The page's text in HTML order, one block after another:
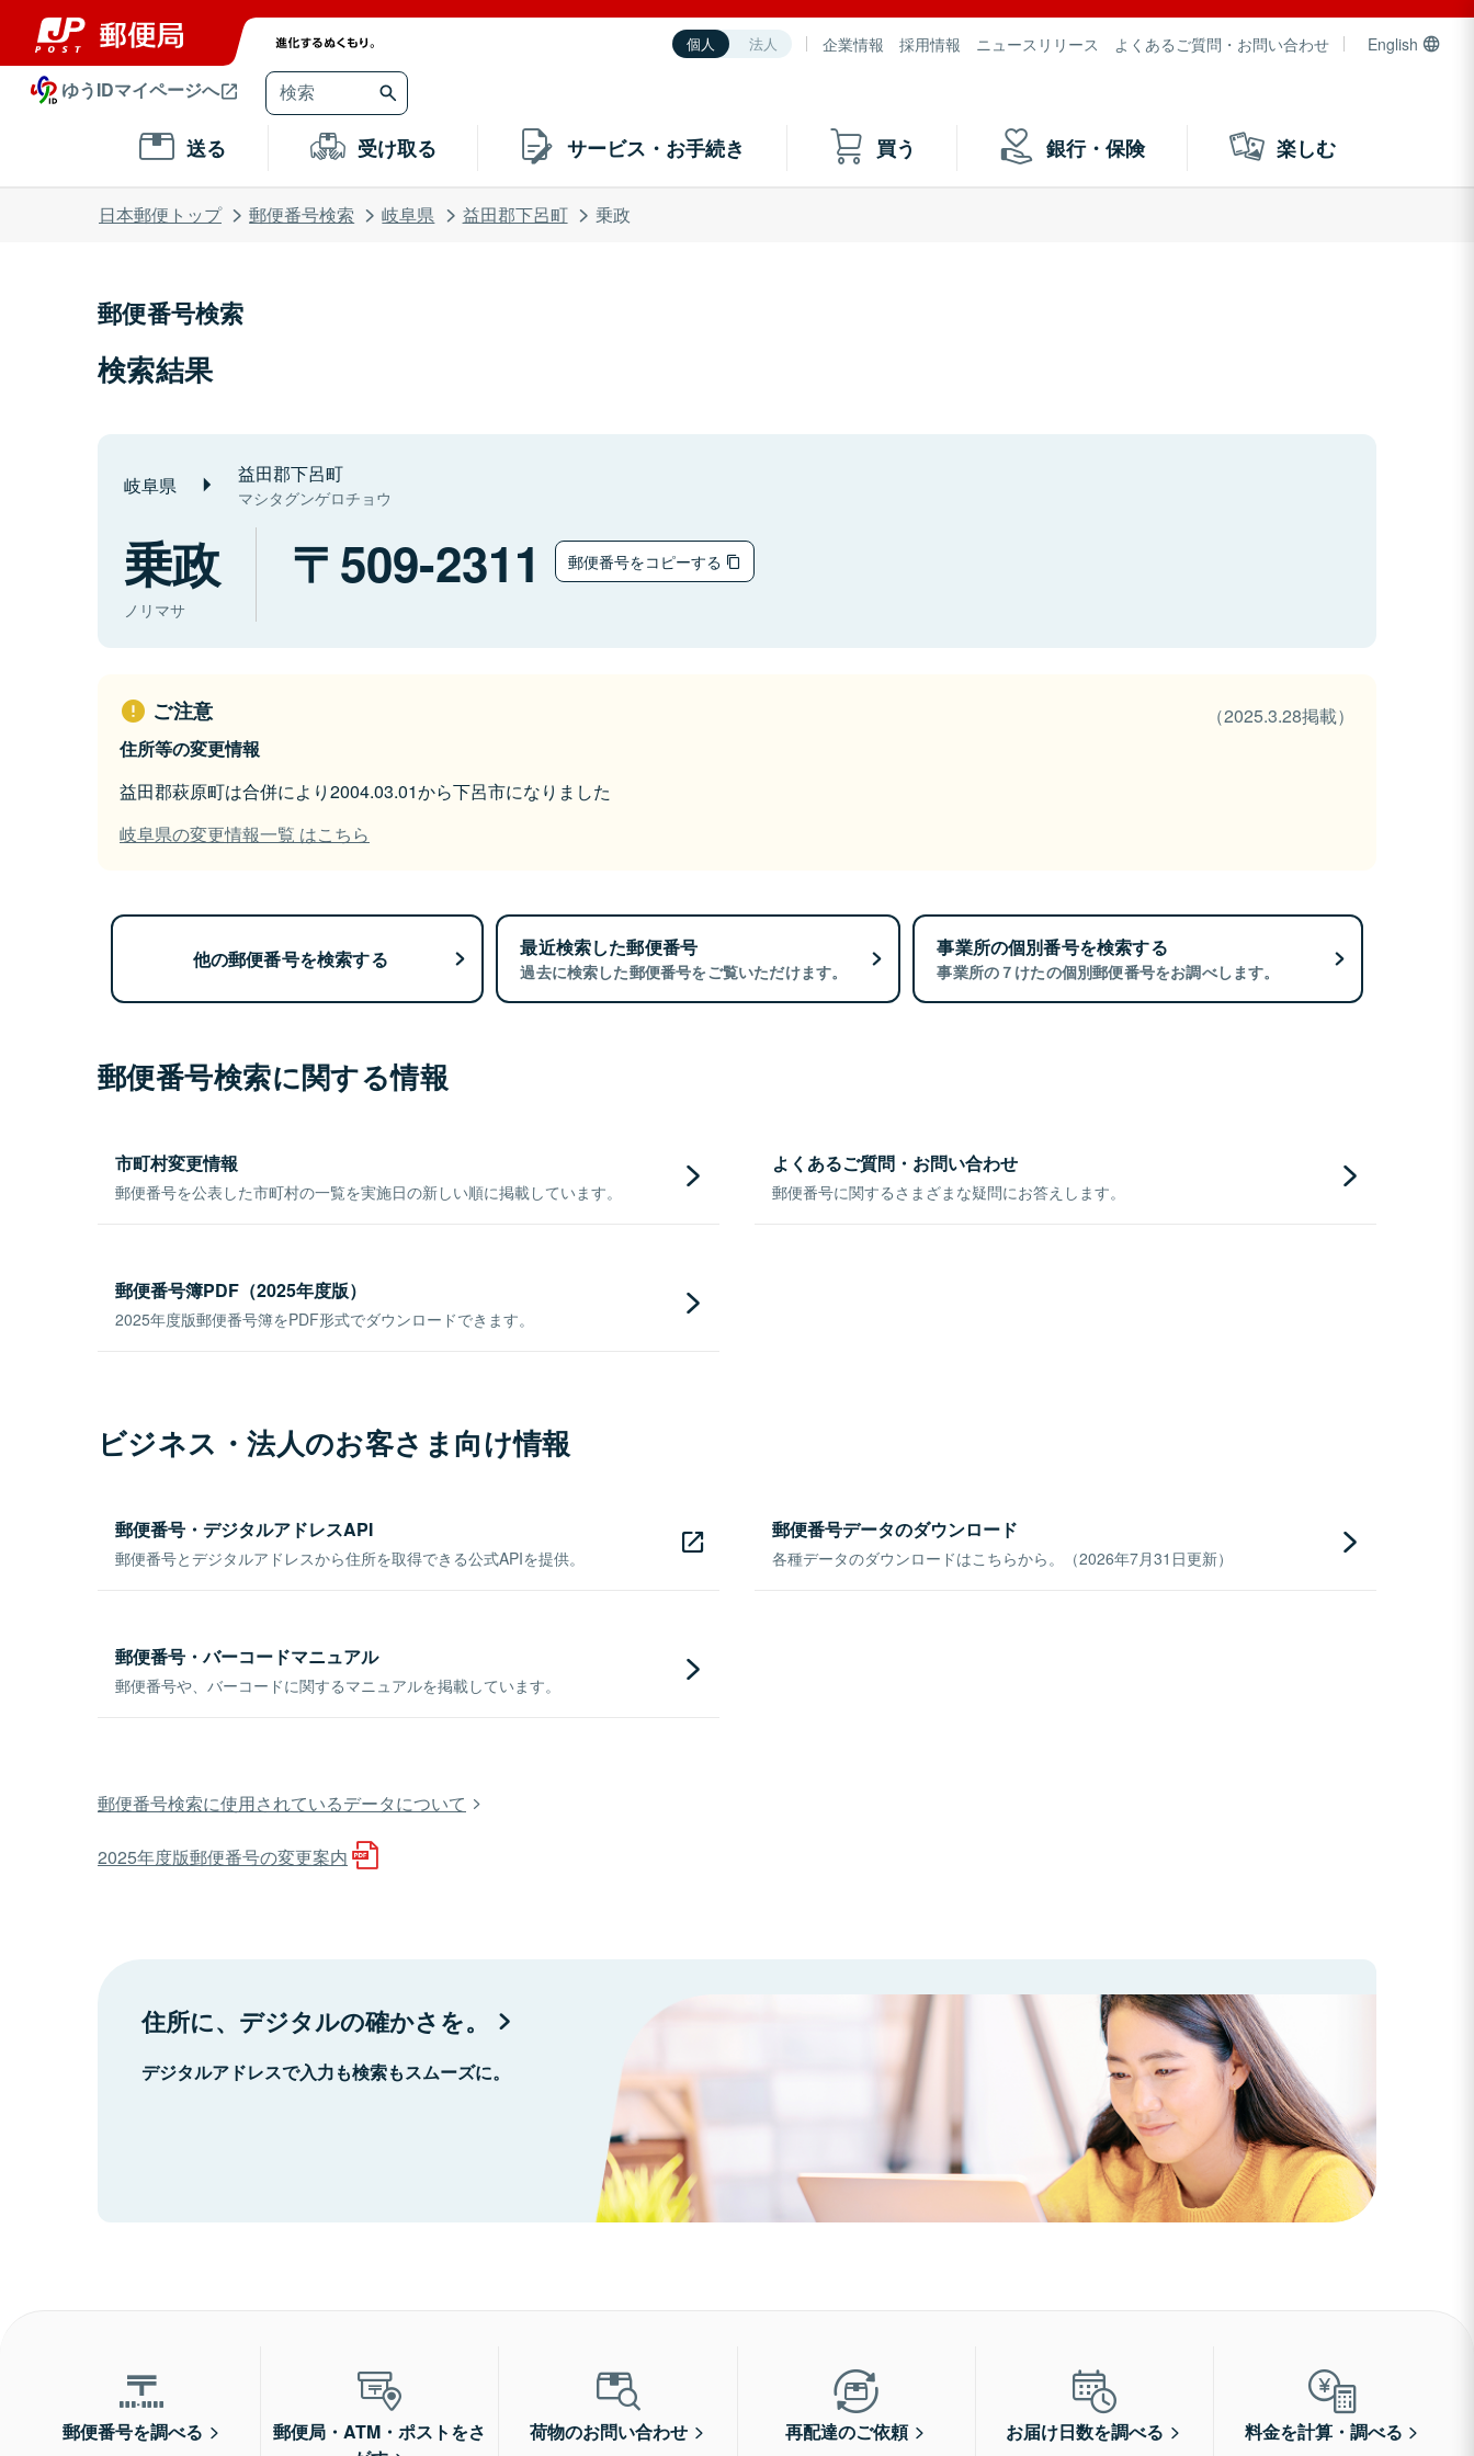
個人 法人 企業情報 採用情報 ニュースリリース よくあるご質問・お問い合わせ English
ゆうIDマイページへ
送る 受け取る サービス・お手続き 買う 銀行・保険 楽しむ
日本郵便トップ 郵便番号検索 岐阜県 益田郡下呂町 乗政
郵便番号検索
検索結果
岐阜県 益田郡下呂町
マシタグンゲロチョウ
乗政
ノリマサ
509-2311 郵便番号をコピーする
ご注意
（2025.3.28掲載）
住所等の変更情報
益田郡萩原町は合併により2004.03.01から下呂市になりました
岐阜県の変更情報一覧 はこちら
他の郵便番号を検索する 最近検索した郵便番号
過去に検索した郵便番号をご覧いただけます。
事業所の個別番号を検索する
事業所の７けたの個別郵便番号をお調べします。
郵便番号検索に関する情報
市町村変更情報
郵便番号を公表した市町村の一覧を実施日の新しい順に掲載しています。
よくあるご質問・お問い合わせ
郵便番号に関するさまざまな疑問にお答えします。
郵便番号簿PDF（2025年度版）
2025年度版郵便番号簿をPDF形式でダウンロードできます。
ビジネス・法人のお客さま向け情報
郵便番号・デジタルアドレスAPI
郵便番号とデジタルアドレスから住所を取得できる公式APIを提供。
郵便番号データのダウンロード
各種データのダウンロードはこちらから。（2026年7月31日更新）
郵便番号・バーコードマニュアル
郵便番号や、バーコードに関するマニュアルを掲載しています。
郵便番号検索に使用されているデータについて
2025年度版郵便番号の変更案内
住所に、デジタルの確かさを。
デジタルアドレスで入力も検索もスムーズに。
郵便番号を調べる
郵便局・ATM・ポストをさ
荷物のお問い合わせ 再配達のご依頼 お届け日数を調べる 料金を計算・調べる